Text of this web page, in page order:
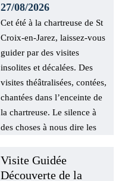
27/08/2026
Cet été à la chartreuse de
St Croix-en-Jarez, laissez-
vous guider par des visites
insolites et décalées. Des
visites théâtralisées,
contées, chantées dans
l’enceinte de la chartreuse.
Le silence à des choses à
Visite Guidée
Découverte de la